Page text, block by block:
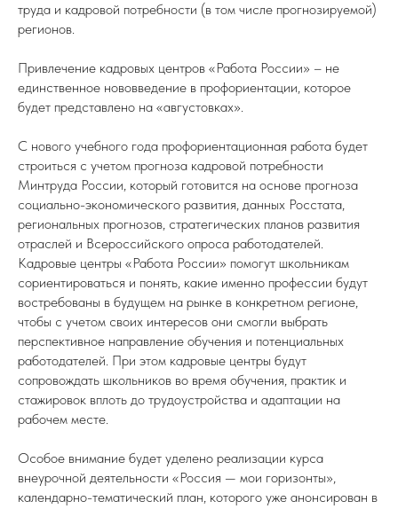
труда и кадровой потребности (в том числе прогнозируемой)
регионов.
Привлечение кадровых центров «Работа России» – не
единственное нововведение в профориентации, которое
будет представлено на «августовках».
С нового учебного года профориентационная работа будет
строиться с учетом прогноза кадровой потребности
Минтруда России, который готовится на основе прогноза
социально-экономического развития, данных Росстата,
региональных прогнозов, стратегических планов развития
отраслей и Всероссийского опроса работодателей.
Кадровые центры «Работа России» помогут школьникам
сориентироваться и понять, какие именно профессии будут
востребованы в будущем на рынке в конкретном регионе,
чтобы с учетом своих интересов они смогли выбрать
перспективное направление обучения и потенциальных
работодателей. При этом кадровые центры будут
сопровождать школьников во время обучения, практик и
стажировок вплоть до трудоустройства и адаптации на
рабочем месте.
Особое внимание будет уделено реализации курса
внеурочной деятельности «Россия — мои горизонты»,
календарно-тематический план, которого уже анонсирован в